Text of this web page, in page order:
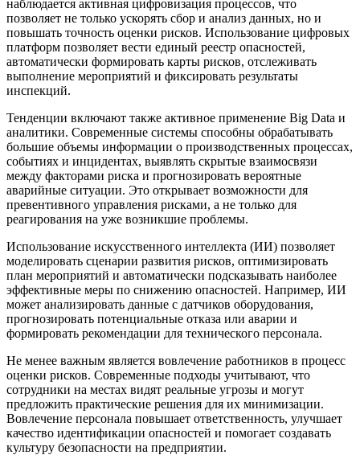
наблюдается активная цифровизация процессов, что
позволяет не только ускорять сбор и анализ данных, но и
повышать точность оценки рисков. Использование цифровых
платформ позволяет вести единый реестр опасностей,
автоматически формировать карты рисков, отслеживать
выполнение мероприятий и фиксировать результаты
инспекций.
Тенденции включают также активное применение Big Data и
аналитики. Современные системы способны обрабатывать
большие объемы информации о производственных процессах,
событиях и инцидентах, выявлять скрытые взаимосвязи
между факторами риска и прогнозировать вероятные
аварийные ситуации. Это открывает возможности для
превентивного управления рисками, а не только для
реагирования на уже возникшие проблемы.
Использование искусственного интеллекта (ИИ) позволяет
моделировать сценарии развития рисков, оптимизировать
план мероприятий и автоматически подсказывать наиболее
эффективные меры по снижению опасностей. Например, ИИ
может анализировать данные с датчиков оборудования,
прогнозировать потенциальные отказа или аварии и
формировать рекомендации для технического персонала.
Не менее важным является вовлечение работников в процесс
оценки рисков. Современные подходы учитывают, что
сотрудники на местах видят реальные угрозы и могут
предложить практические решения для их минимизации.
Вовлечение персонала повышает ответственность, улучшает
качество идентификации опасностей и помогает создавать
культуру безопасности на предприятии.